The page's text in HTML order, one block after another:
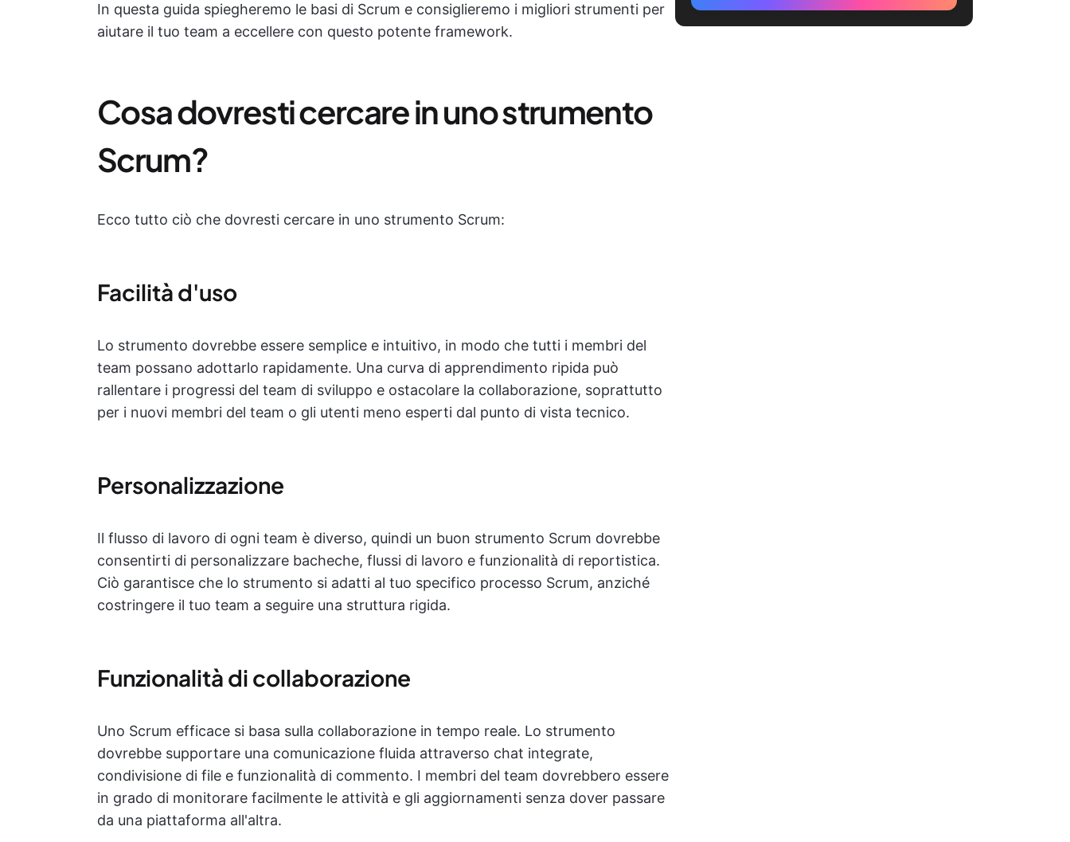
In questa guida spiegheremo le basi di Scrum e consiglieremo i migliori strumenti per
aiutare il tuo team a eccellere con questo potente framework.
Cosa dovresti cercare in uno strumento
Scrum?
Ecco tutto ciò che dovresti cercare in uno strumento Scrum:
Facilità d'uso
Lo strumento dovrebbe essere semplice e intuitivo, in modo che tutti i membri del
team possano adottarlo rapidamente. Una curva di apprendimento ripida può
rallentare i progressi del team di sviluppo e ostacolare la collaborazione, soprattutto
per i nuovi membri del team o gli utenti meno esperti dal punto di vista tecnico.
Personalizzazione
Il flusso di lavoro di ogni team è diverso, quindi un buon strumento Scrum dovrebbe
consentirti di personalizzare bacheche, flussi di lavoro e funzionalità di reportistica.
Ciò garantisce che lo strumento si adatti al tuo specifico processo Scrum, anziché
costringere il tuo team a seguire una struttura rigida.
Funzionalità di collaborazione
Uno Scrum efficace si basa sulla collaborazione in tempo reale. Lo strumento
dovrebbe supportare una comunicazione fluida attraverso chat integrate,
condivisione di file e funzionalità di commento. I membri del team dovrebbero essere
in grado di monitorare facilmente le attività e gli aggiornamenti senza dover passare
da una piattaforma all'altra.